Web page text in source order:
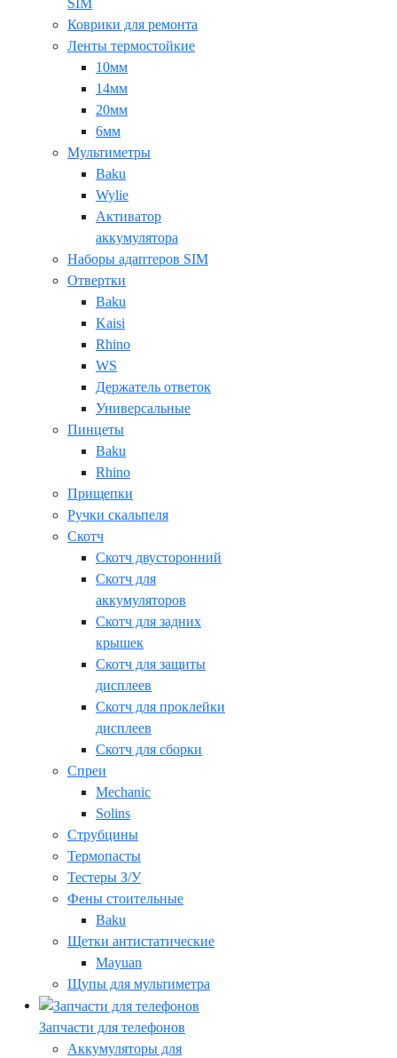
SIM
Коврики для ремонта
Ленты термостойкие
10мм
14мм
20мм
6мм
Мультиметры
Baku
Wylie
Активатор
аккумулятора
Наборы адаптеров SIM
Отвертки
Baku
Kaisi
Rhino
WS
Держатель ответок
Универсальные
Пинцеты
Baku
Rhino
Прищепки
Ручки скальпеля
Скотч
Скотч двусторонний
Скотч для
аккумуляторов
Скотч для задних
крышек
Скотч для защиты
дисплеев
Скотч для проклейки
дисплеев
Скотч для сборки
Спреи
Mechanic
Solins
Струбцины
Термопасты
Тестеры З/У
Фены стоительные
Baku
Щетки антистатические
Mayuan
Щупы для мультиметра
Запчасти для телефонов
Аккумуляторы для